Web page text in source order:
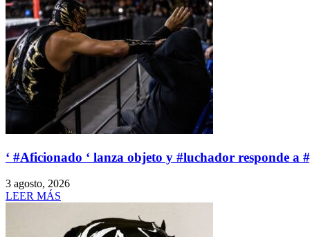
‘ #Aficionado ‘ lanza objeto y #luchador responde a
3 agosto, 2026
LEER MÁS